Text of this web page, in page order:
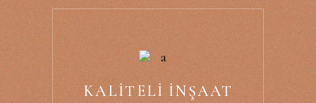
KALITELI INŞAAT